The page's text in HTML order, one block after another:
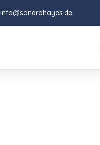
info@sandrahayes.de